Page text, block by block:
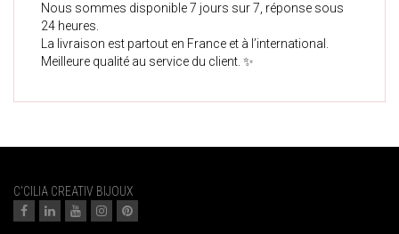
Nous sommes disponible 7 jours sur 7, réponse sous
24 heures.
La livraison est partout en France et à l’international.
Meilleure qualité au service du client. ✨
C'CILIA CREATIV BIJOUX